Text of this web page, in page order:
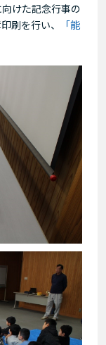
けた記念行事の
刷を行い、
「能